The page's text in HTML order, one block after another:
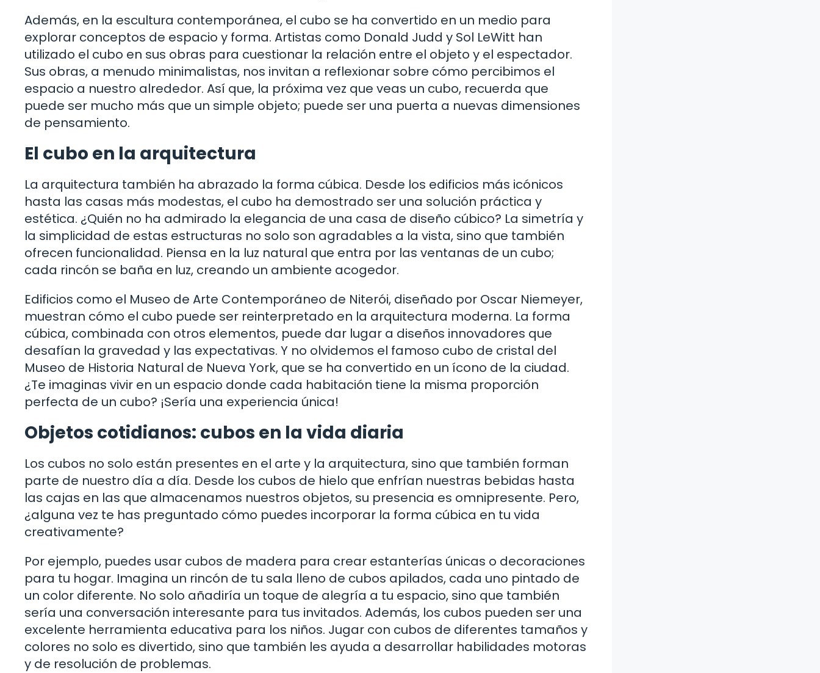
Además, en la escultura contemporánea, el cubo se ha convertido en un medio para
explorar conceptos de espacio y forma. Artistas como Donald Judd y Sol LeWitt han
utilizado el cubo en sus obras para cuestionar la relación entre el objeto y el espectador.
Sus obras, a menudo minimalistas, nos invitan a reflexionar sobre cómo percibimos el
espacio a nuestro alrededor. Así que, la próxima vez que veas un cubo, recuerda que
puede ser mucho más que un simple objeto; puede ser una puerta a nuevas dimensiones
de pensamiento.
El cubo en la arquitectura
La arquitectura también ha abrazado la forma cúbica. Desde los edificios más icónicos
hasta las casas más modestas, el cubo ha demostrado ser una solución práctica y
estética. ¿Quién no ha admirado la elegancia de una casa de diseño cúbico? La simetría y
la simplicidad de estas estructuras no solo son agradables a la vista, sino que también
ofrecen funcionalidad. Piensa en la luz natural que entra por las ventanas de un cubo;
cada rincón se baña en luz, creando un ambiente acogedor.
Edificios como el Museo de Arte Contemporáneo de Niterói, diseñado por Oscar Niemeyer,
muestran cómo el cubo puede ser reinterpretado en la arquitectura moderna. La forma
cúbica, combinada con otros elementos, puede dar lugar a diseños innovadores que
desafían la gravedad y las expectativas. Y no olvidemos el famoso cubo de cristal del
Museo de Historia Natural de Nueva York, que se ha convertido en un ícono de la ciudad.
¿Te imaginas vivir en un espacio donde cada habitación tiene la misma proporción
perfecta de un cubo? ¡Sería una experiencia única!
Objetos cotidianos: cubos en la vida diaria
Los cubos no solo están presentes en el arte y la arquitectura, sino que también forman
parte de nuestro día a día. Desde los cubos de hielo que enfrían nuestras bebidas hasta
las cajas en las que almacenamos nuestros objetos, su presencia es omnipresente. Pero,
¿alguna vez te has preguntado cómo puedes incorporar la forma cúbica en tu vida
creativamente?
Por ejemplo, puedes usar cubos de madera para crear estanterías únicas o decoraciones
para tu hogar. Imagina un rincón de tu sala lleno de cubos apilados, cada uno pintado de
un color diferente. No solo añadiría un toque de alegría a tu espacio, sino que también
sería una conversación interesante para tus invitados. Además, los cubos pueden ser una
excelente herramienta educativa para los niños. Jugar con cubos de diferentes tamaños y
colores no solo es divertido, sino que también les ayuda a desarrollar habilidades motoras
y de resolución de problemas.